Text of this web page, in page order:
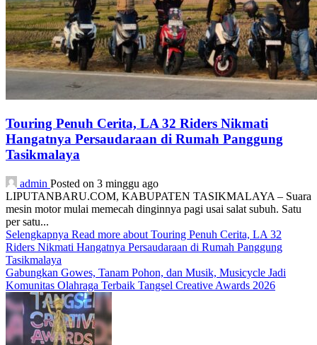
Touring Penuh Cerita, LA 32 Riders Nikmati
Hangatnya Persaudaraan di Rumah Panggung
Tasikmalaya
admin Posted on 3 minggu ago
LIPUTANBARU.COM, KABUPATEN TASIKMALAYA – Suara
mesin motor mulai memecah dinginnya pagi usai salat subuh. Satu
per satu...
Selengkapnya Read more about Touring Penuh Cerita, LA 32
Riders Nikmati Hangatnya Persaudaraan di Rumah Panggung
Tasikmalaya
Gabungkan Gowes, Tanam Pohon, dan Musik, Musicycle Jadi
Komunitas Olahraga Terbaik Tangsel Creative Awards 2026